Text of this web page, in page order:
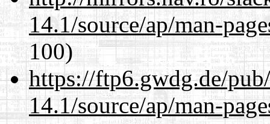
14.1/source/ap/man-
100)
https://ftp6.gwdg.de/
14.1/source/ap/man-